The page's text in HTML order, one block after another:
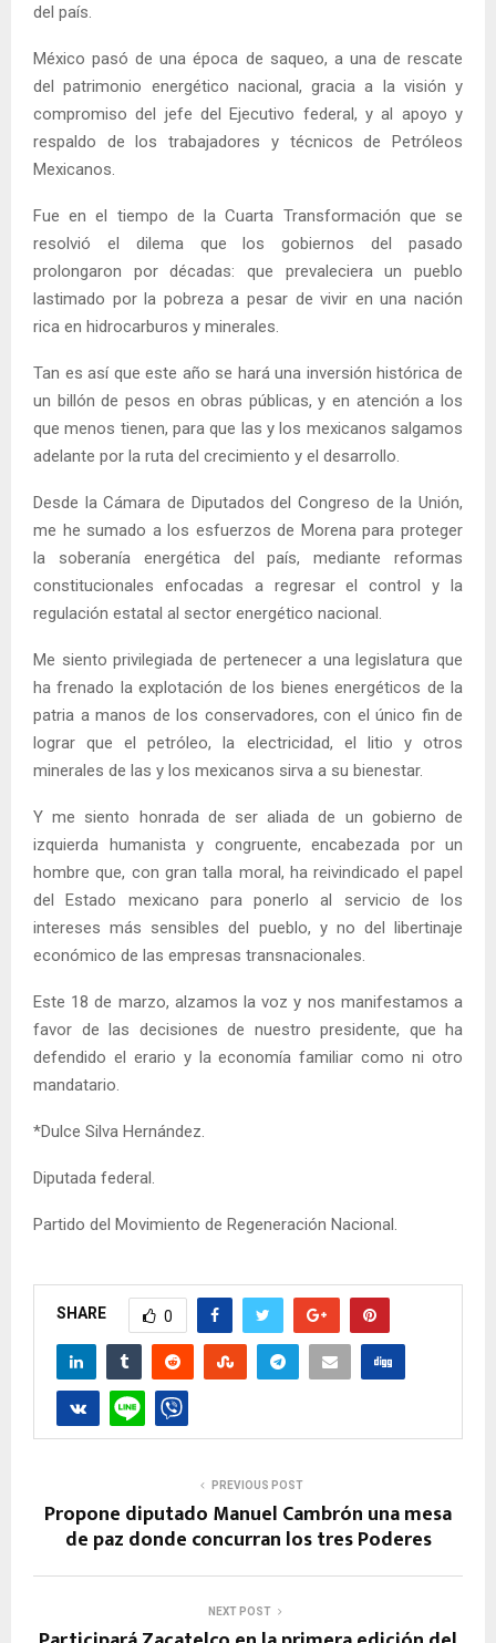
del país.
México pasó de una época de saqueo, a una de rescate
del patrimonio energético nacional, gracia a la visión y
compromiso del jefe del Ejecutivo federal, y al apoyo y
respaldo de los trabajadores y técnicos de Petróleos
Mexicanos.
Fue en el tiempo de la Cuarta Transformación que se
resolvió el dilema que los gobiernos del pasado
prolongaron por décadas: que prevaleciera un pueblo
lastimado por la pobreza a pesar de vivir en una nación
rica en hidrocarburos y minerales.
Tan es así que este año se hará una inversión histórica de
un billón de pesos en obras públicas, y en atención a los
que menos tienen, para que las y los mexicanos salgamos
adelante por la ruta del crecimiento y el desarrollo.
Desde la Cámara de Diputados del Congreso de la Unión,
me he sumado a los esfuerzos de Morena para proteger
la soberanía energética del país, mediante reformas
constitucionales enfocadas a regresar el control y la
regulación estatal al sector energético nacional.
Me siento privilegiada de pertenecer a una legislatura que
ha frenado la explotación de los bienes energéticos de la
patria a manos de los conservadores, con el único fin de
lograr que el petróleo, la electricidad, el litio y otros
minerales de las y los mexicanos sirva a su bienestar.
Y me siento honrada de ser aliada de un gobierno de
izquierda humanista y congruente, encabezada por un
hombre que, con gran talla moral, ha reivindicado el papel
del Estado mexicano para ponerlo al servicio de los
intereses más sensibles del pueblo, y no del libertinaje
económico de las empresas transnacionales.
Este 18 de marzo, alzamos la voz y nos manifestamos a
favor de las decisiones de nuestro presidente, que ha
defendido el erario y la economía familiar como ni otro
mandatario.
*Dulce Silva Hernández.
Diputada federal.
Partido del Movimiento de Regeneración Nacional.
SHARE 0
PREVIOUS POST
Propone diputado Manuel Cambrón una mesa
de paz donde concurran los tres Poderes
NEXT POST